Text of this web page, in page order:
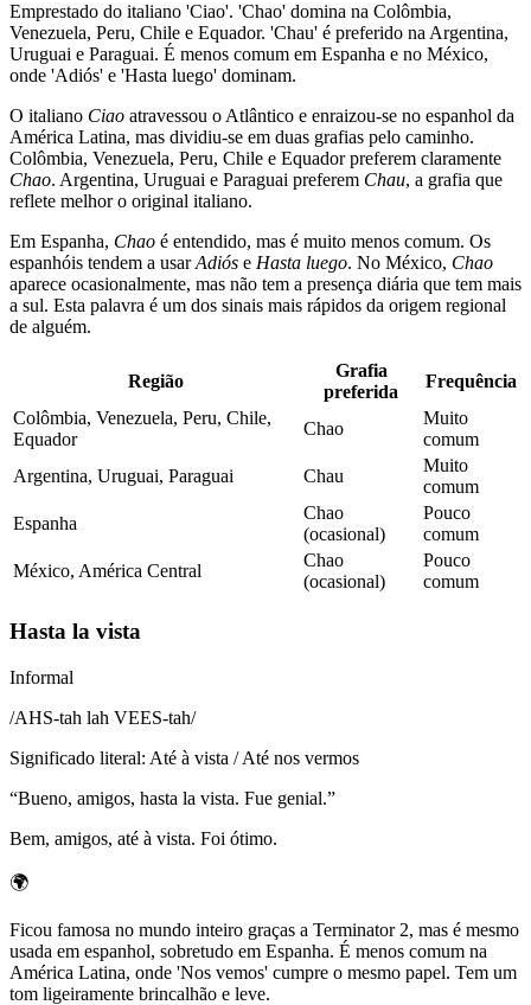
Emprestado do italiano 'Ciao'. 'Chao' domina na Colômbia,
Venezuela, Peru, Chile e Equador. 'Chau' é preferido na Argentina,
Uruguai e Paraguai. É menos comum em Espanha e no México,
onde 'Adiós' e 'Hasta luego' dominam.
O italiano Ciao atravessou o Atlântico e enraizou-se no espanhol da
América Latina, mas dividiu-se em duas grafias pelo caminho.
Colômbia, Venezuela, Peru, Chile e Equador preferem claramente
Chao. Argentina, Uruguai e Paraguai preferem Chau, a grafia que
reflete melhor o original italiano.
Em Espanha, Chao é entendido, mas é muito menos comum. Os
espanhóis tendem a usarAdiós e Hasta luego. No México, Chao
aparece ocasionalmente, mas não tem a presença diária que tem mais
a sul. Esta palavra é um dos sinais mais rápidos da origem regional
de alguém.
Região
Grafia
preferida
Frequência
Colômbia, Venezuela, Peru, Chile,
Equador
Chao
Muito
comum
Argentina, Uruguai, Paraguai
Chau
Muito
comum
Espanha
Chao
(ocasional)
Pouco
comum
México, América Central
Chao
(ocasional)
Pouco
comum
Hasta la vista
Informal
/AHS-tah lah VEES-tah/
Significado literal: Até à vista / Até nos vermos
“Bueno, amigos, hasta la vista. Fue genial.”
Bem, amigos, até à vista. Foi ótimo.
🌍
Ficou famosa no mundo inteiro graças a Terminator 2, mas é mesmo
usada em espanhol, sobretudo em Espanha. É menos comum na
América Latina, onde 'Nos vemos' cumpre o mesmo papel. Tem um
tom ligeiramente brincalhão e leve.